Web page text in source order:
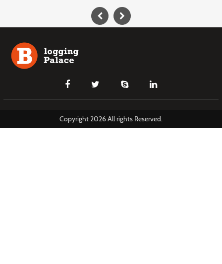
Copyright 2026 All rights Reserved.